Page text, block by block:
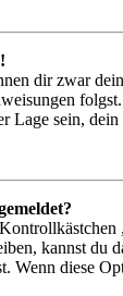
dir zwar
Lage sein,
kannst du
Wenn diese